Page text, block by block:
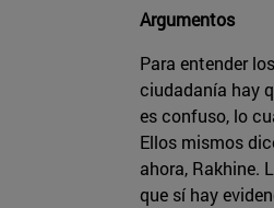
Argumentos
Para entender
ciudadanía hay
es confuso, lo
Ellos mismos
ahora, Rakhine.
que sí hay